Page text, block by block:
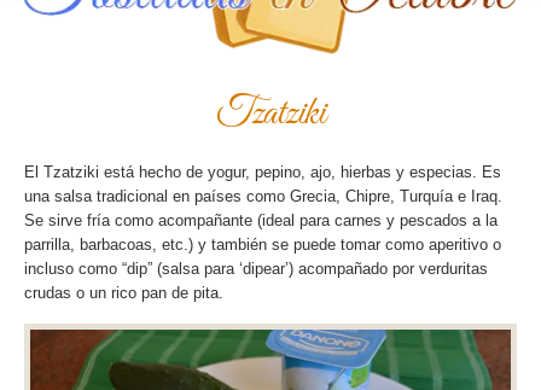
Tzatziki
El Tzatziki está hecho de yogur, pepino, ajo, hierbas y especias. Es
una salsa tradicional en países como Grecia, Chipre, Turquía e Iraq.
Se sirve fría como acompañante (ideal para carnes y pescados a la
parrilla, barbacoas, etc.) y también se puede tomar como aperitivo o
incluso como “dip” (salsa para ‘dipear’) acompañado por verduritas
crudas o un rico pan de pita.